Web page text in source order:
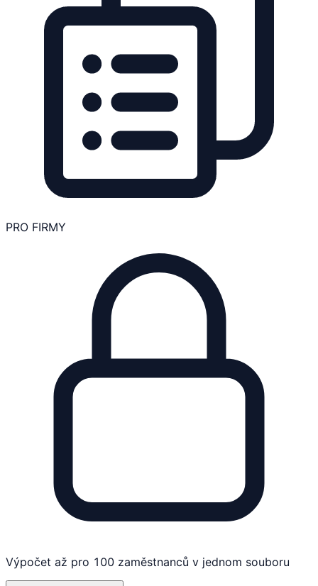
PRO FIRMY
Výpočet až pro 100 zaměstnanců v jednom souboru